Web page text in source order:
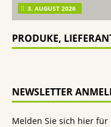
3. AUGUST 2026
PRODUKE,
NEWSLETTER
Melden Sie sich hier